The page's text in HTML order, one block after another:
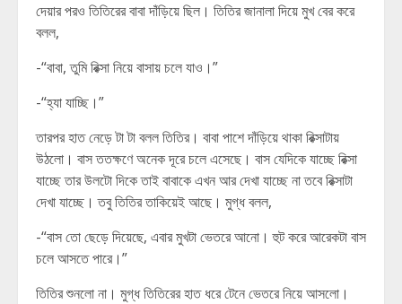
দেয়ার পরও তিতিরের বাবা দাঁড়িয়ে ছিল। তিতির জানালা দিয়ে মুখ বের করে
বলল,
-“বাবা, তুমি রিক্সা নিয়ে বাসায় চলে যাও।”
-“হ্যা যাচ্ছি।”
তারপর হাত নেড়ে টা টা বলল তিতির। বাবা পাশে দাঁড়িয়ে থাকা রিক্সাটায়
উঠলো। বাস ততক্ষণে অনেক দূরে চলে এসেছে। বাস যেদিকে যাচ্ছে রিক্সা
যাচ্ছে তার উলটো দিকে তাই বাবাকে এখন আর দেখা যাচ্ছে না তবে রিক্সাটা
দেখা যাচ্ছে। তবু তিতির তাকিয়েই আছে। মুগ্ধ বলল,
-“বাস তো ছেড়ে দিয়েছে, এবার মুখটা ভেতরে আনো। হুট করে আরেকটা বাস
চলে আসতে পারে।”
তিতির শুনলো না। মুগ্ধ তিতিরের হাত ধরে টেনে ভেতরে নিয়ে আসলো।